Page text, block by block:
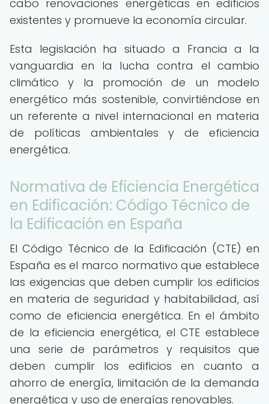
cabo renovaciones energéticas en edificios
existentes y promueve la economía circular.
Esta legislación ha situado a Francia a la
vanguardia en la lucha contra el cambio
climático y la promoción de un modelo
energético más sostenible, convirtiéndose en
un referente a nivel internacional en materia
de políticas ambientales y de eficiencia
energética.
Normativa de Eficiencia Energética
en Edificación: Código Técnico de
la Edificación en España
El Código Técnico de la Edificación (CTE) en
España es el marco normativo que establece
las exigencias que deben cumplir los edificios
en materia de seguridad y habitabilidad, así
como de eficiencia energética. En el ámbito
de la eficiencia energética, el CTE establece
una serie de parámetros y requisitos que
deben cumplir los edificios en cuanto a
ahorro de energía, limitación de la demanda
energética y uso de energías renovables.